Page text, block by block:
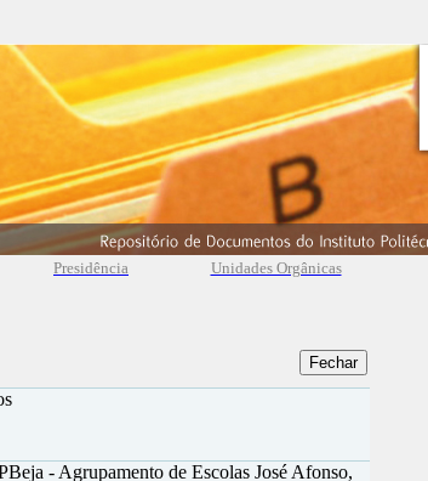
Presidência Unidades Orgânicas
- Agrupamento de Escolas José Afonso,